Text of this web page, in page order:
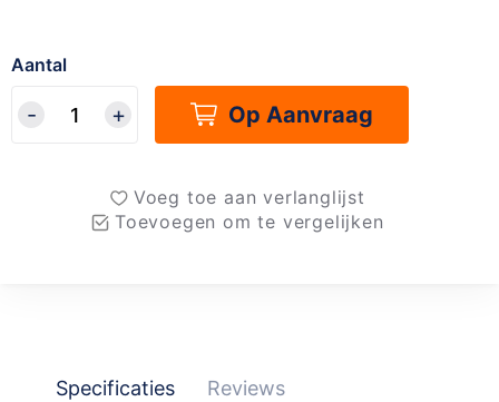
Aantal
Op Aanvraag
Voeg toe aan verlanglijst
Toevoegen om te vergelijken
Specificaties Reviews